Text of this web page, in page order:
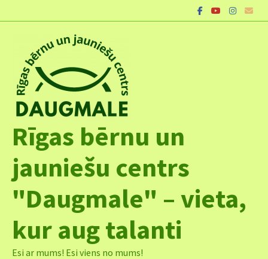
to
Rīgas bērnu un
jauniešu centrs
"Daugmale" – vieta,
kur aug talanti
Esi ar mums! Esi viens no mums!